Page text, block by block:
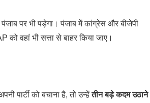
पर भी पड़ेगा। पंजाब में कांग्रेस और बीजेपी
वहां भी सत्ता से बाहर किया जाए।
पार्टी को बचाना है, तो उन्हेंतीन बड़े कदम उठाने